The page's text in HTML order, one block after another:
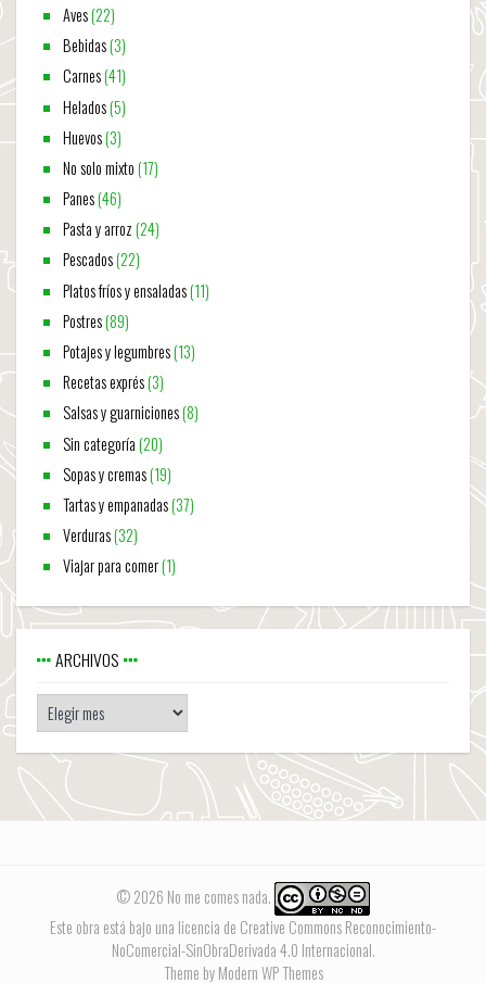
Aves(22)
Bebidas(3)
Carnes(41)
Helados(5)
Huevos(3)
No solo mixto(17)
Panes(46)
Pasta y arroz(24)
Pescados(22)
Platos fríos y ensaladas(11)
Postres(89)
Potajes y legumbres(13)
Recetas exprés(3)
Salsas y guarniciones(8)
Sin categoría(20)
Sopas y cremas(19)
Tartas y empanadas(37)
Verduras(32)
Viajar para comer(1)
ARCHIVOS
© 2026 No me comes nada.
Este obra está bajo una licencia de Creative Commons Reconocimiento-
NoComercial-SinObraDerivada 4.0 Internacional.
Theme by Modern WP Themes